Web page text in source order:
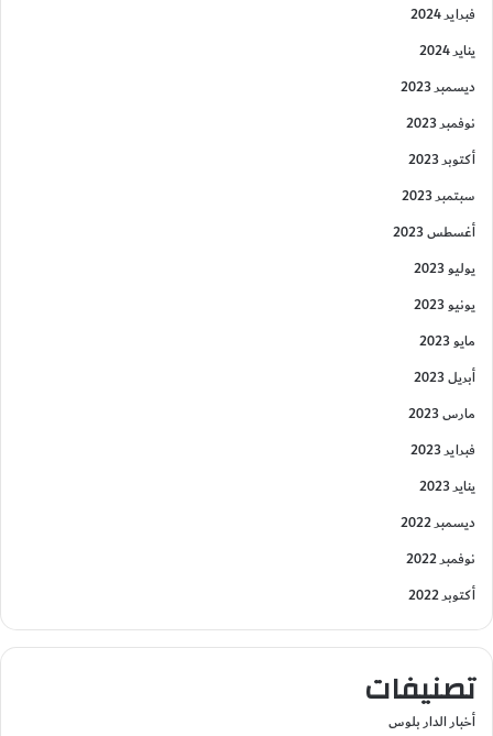
فبراير 2024
يناير 2024
ديسمبر 2023
نوفمبر 2023
أكتوبر 2023
سبتمبر 2023
أغسطس 2023
يوليو 2023
يونيو 2023
مايو 2023
أبريل 2023
مارس 2023
فبراير 2023
يناير 2023
ديسمبر 2022
نوفمبر 2022
أكتوبر 2022
تصنيفات
أخبار الدار بلوس